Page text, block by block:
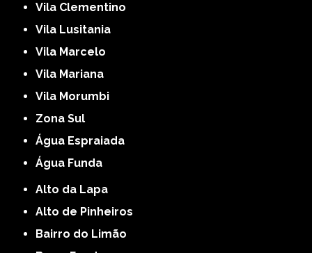
Vila Clementino
Vila Lusitania
Vila Marcelo
Vila Mariana
Vila Morumbi
Zona Sul
Água Espraiada
Água Funda
Alto da Lapa
Alto de Pinheiros
Bairro do Limão